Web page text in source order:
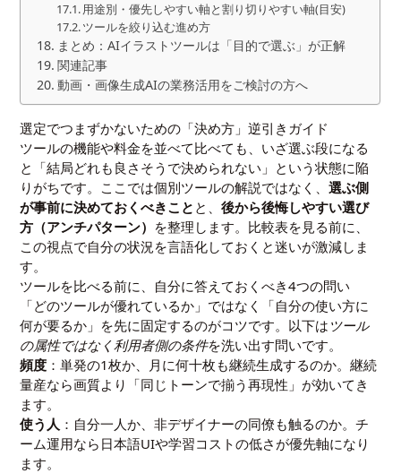
用途別・優先しやすい軸と割り切りやすい軸(目安)
ツールを絞り込む進め方
まとめ：AIイラストツールは「目的で選ぶ」が正解
関連記事
動画・画像生成AIの業務活用をご検討の方へ
選定でつまずかないための「決め方」逆引きガイド
ツールの機能や料金を並べて比べても、いざ選ぶ段になる
と「結局どれも良さそうで決められない」という状態に陥
りがちです。ここでは個別ツールの解説ではなく、選ぶ側
が事前に決めておくべきこと と、後から後悔しやすい選び
方（アンチパターン） を整理します。比較表を見る前に、
この視点で自分の状況を言語化しておくと迷いが激減しま
す。
ツールを比べる前に、自分に答えておくべき4つの問い
「どのツールが優れているか」ではなく「自分の使い方に
何が要るか」を先に固定するのがコツです。以下は ツール
の属性ではなく利用者側の条件を洗い出す問いです。
頻度 ：単発の1枚か、月に何十枚も継続生成するのか。継続
量産なら画質より「同じトーンで揃う再現性」が効いてき
ます。
使う人 ：自分一人か、非デザイナーの同僚も触るのか。チ
ーム運用なら日本語UIや学習コストの低さが優先軸になり
ます。